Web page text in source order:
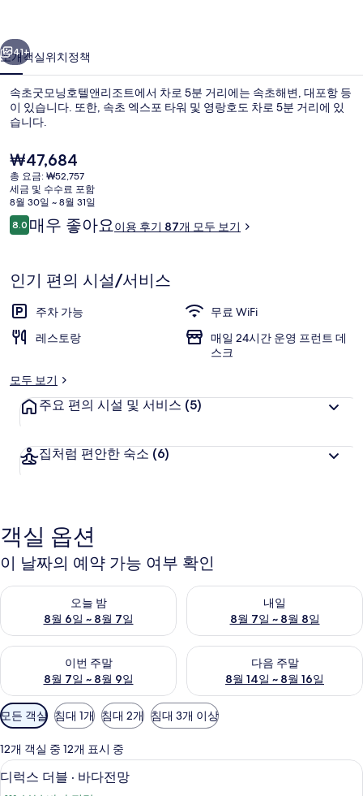
앤
리
조
트
의
사
진
갤
리
외관
41+
소개객실위치정책
속초굿모닝호텔앤리조트에서 차로 5분 거리에는 속초해변, 대포항 등
이 있습니다. 또한, 속초 엑스포 타워 및 영랑호도 차로 5분 거리에 있
습니다.
현
재
가
격
은
₩47,684
₩47,684
총 요금: ₩52,757
세금 및 수수료 포함
8월 30일 ~ 8월 31일
이
용
기
8.010점 만점 중 8.0점.
매우 좋아요이용 후기 87개 모두 보기
인기 편의 시설/서비스
주차 가능
무료 WiFi
레스토랑
매일 24시간 운영 프런트 데
스크
모두 보기
주요 편의 시설 및 서비스 (5)
집처럼 편안한 숙소 (6)
객실 옵션
이 날짜의 예약 가능 여부 확인
오늘 밤
8월 6일 ~ 8월 7일
오늘 밤 예약 가능 여부 확인, 8월 6일 ~ 8월 7일
내일
8월 7일 ~ 8월 8일
내일 예약 가능 여부 확인, 8월
이번 주말
8월 7일 ~ 8월 9일
이번 주말 예약 가능 여부 확인, 8월 7일 ~ 8월 9일
다음 주말
8월 14일 ~ 8월 16일
다음 주말 예약 가능 여부 확인,
객
실
에
사
용
모든 객실 침대 1개 침대 2개 침대 3개 이상
12개 객실 중 12개 표시 중
디
럭
4
디럭스 더블 · 바다전망